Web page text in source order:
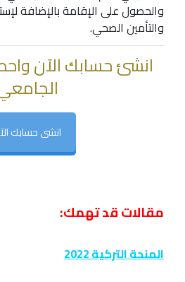
والحصول على الإقامة بالإضافة
والتأمين الصحي.
انشئ حسابك الآن
انشى حسابك
مقالات قد تهمك:
المنحة التركية 2022